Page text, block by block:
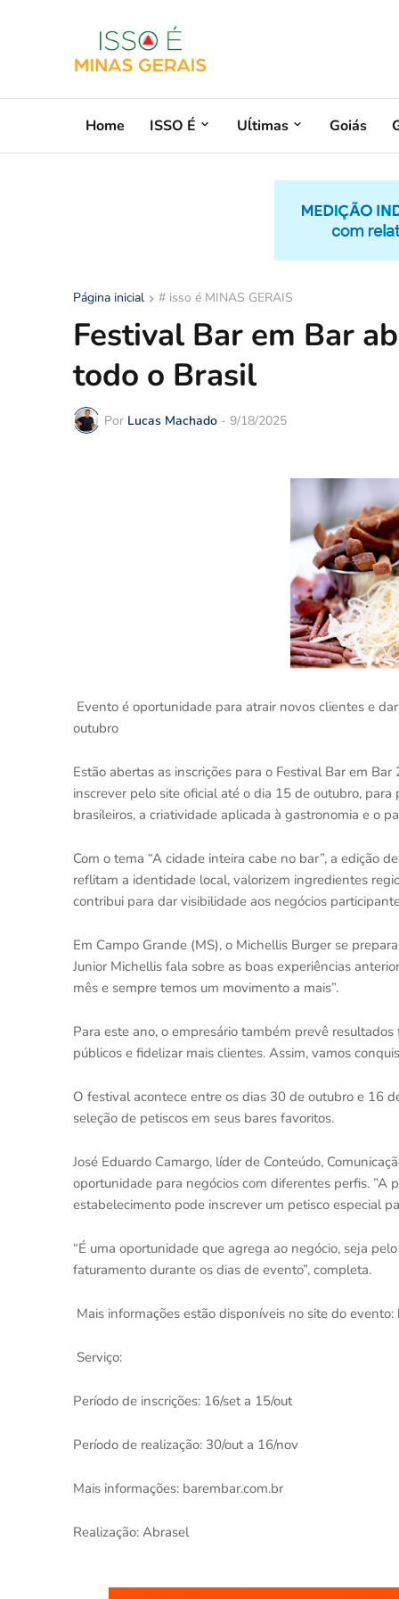
Home ISSO É Uĺtimas Goiás
Página inicial # isso é MINAS GERAIS
Festival Bar em Bar
todo o Brasil
Por Lucas Machado - 9/18/2025
Evento é oportunidade para atrair novos clientes e
outubro
Estão abertas as inscrições para o Festival Bar em
inscrever pelo site oficial até o dia 15 de outubro,
brasileiros, a criatividade aplicada à gastronomia e o
Com o tema “A cidade inteira cabe no bar”, a edição
reflitam a identidade local, valorizem ingredientes
contribui para dar visibilidade aos negócios
Em Campo Grande (MS), o Michellis Burger se
Junior Michellis fala sobre as boas experiências
mês e sempre temos um movimento a mais”.
Para este ano, o empresário também prevê
públicos e fidelizar mais clientes. Assim, vamos
O festival acontece entre os dias 30 de outubro e 16
seleção de petiscos em seus bares favoritos.
José Eduardo Camargo, líder de Conteúdo,
oportunidade para negócios com diferentes perfis. ”A
estabelecimento pode inscrever um petisco especial
“É uma oportunidade que agrega ao negócio, seja
faturamento durante os dias de evento”, completa.
Mais informações estão disponíveis no site do
Serviço:
Período de inscrições: 16/set a 15/out
Período de realização: 30/out a 16/nov
Mais informações: barembar.com.br
Realização: Abrasel